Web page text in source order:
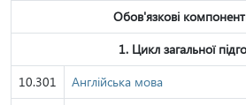
Обов'язкові
1. Цикл загальної
10.301
Англійська мова